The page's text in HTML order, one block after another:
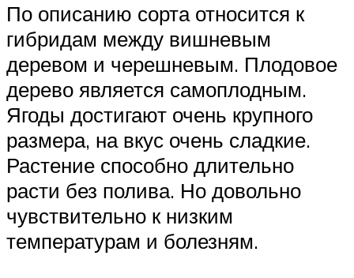
По описанию сорта относится к
гибридам между вишневым
деревом и черешневым. Плодовое
дерево является самоплодным.
Ягоды достигают очень крупного
размера, на вкус очень сладкие.
Растение способно длительно
расти без полива. Но довольно
чувствительно к низким
температурам и болезням.